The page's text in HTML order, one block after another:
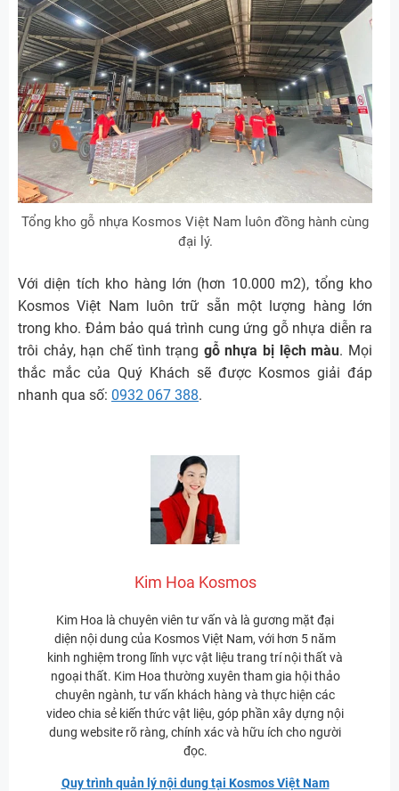
Tổng kho gỗ nhựa Kosmos Việt Nam luôn đồng hành cùng
đại lý.
Với diện tích kho hàng lớn (hơn 10.000 m2), tổng kho
Kosmos Việt Nam luôn trữ sẵn một lượng hàng lớn
trong kho. Đảm bảo quá trình cung ứng gỗ nhựa diễn ra
trôi chảy, hạn chế tình trạng gỗ nhựa bị lệch màu. Mọi
thắc mắc của Quý Khách sẽ được Kosmos giải đáp
nhanh qua số: 0932 067 388.
Kim Hoa Kosmos
Kim Hoa là chuyên viên tư vấn và là gương mặt đại
diện nội dung của Kosmos Việt Nam, với hơn 5 năm
kinh nghiệm trong lĩnh vực vật liệu trang trí nội thất và
ngoại thất. Kim Hoa thường xuyên tham gia hội thảo
chuyên ngành, tư vấn khách hàng và thực hiện các
video chia sẻ kiến thức vật liệu, góp phần xây dựng nội
dung website rõ ràng, chính xác và hữu ích cho người
đọc.
Quy trình quản lý nội dung tại Kosmos Việt Nam